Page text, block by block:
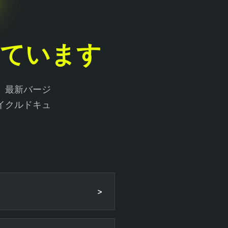
います
最新バージ
クルドキュ
>